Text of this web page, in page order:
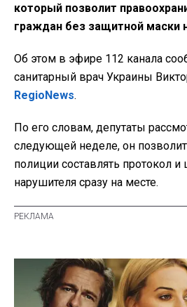
который позволит
граждан без защитной маски
Об этом в эфире 112 канала
санитарный врач Украины
RegioNews.
По его словам, депутаты
следующей неделе, он
полиции составлять протокол
нарушителя сразу на месте.